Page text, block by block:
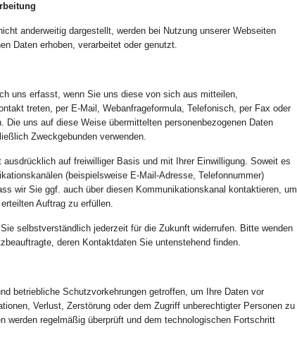
anderweitig dargestellt, werden bei Nutzung unserer Webseiten
Daten erhoben, verarbeitet oder genutzt.
uns erfasst, wenn Sie uns diese von sich aus mitteilen,
treten, per E-Mail, Webanfrageformula, Telefonisch, per Fax oder
Die uns auf diese Weise übermittelten personenbezogenen Daten
Zweckgebunden verwenden.
ausdrücklich auf freiwilliger Basis und mit Ihrer Einwilligung. Soweit es
(beispielsweise E-Mail-Adresse, Telefonnummer)
wir Sie ggf. auch über diesen Kommunikationskanal kontaktieren, um
Auftrag zu erfüllen.
selbstverständlich jederzeit für die Zukunft widerrufen. Bitte wenden
deren Kontaktdaten Sie untenstehend finden.
betriebliche Schutzvorkehrungen getroffen, um Ihre Daten vor
Verlust, Zerstörung oder dem Zugriff unberechtigter Personen zu
werden regelmäßig überprüft und dem technologischen Fortschritt